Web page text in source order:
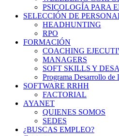
PSICOLOGÍA PARA
SELECCIÓN DE
HEADHUNTING
RPO
FORMACIÓN
COACHING
MANAGERS
SOFT SKILLS Y
Programa Desarrollo de
SOFTWARE RRHH
FACTORIAL
AYANET
QUIENES SOMOS
SEDES
¿BUSCAS EMPLEO?